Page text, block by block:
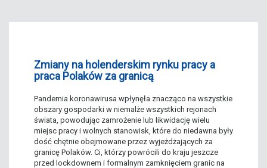
Zmiany na holenderskim rynku pracy a
praca Polaków za granicą
Pandemia koronawirusa wpłynęła znacząco na wszystkie
obszary gospodarki w niemalże wszystkich rejonach
świata, powodując zamrożenie lub likwidację wielu
miejsc pracy i wolnych stanowisk, które do niedawna były
dość chętnie obejmowane przez wyjeżdżających za
granicę Polaków. Ci, którzy powrócili do kraju jeszcze
przed lockdownem i formalnym zamknięciem granic na